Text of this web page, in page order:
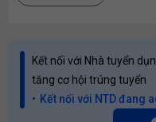
Kết nối với Nhà tuyển
tăng cơ hội trúng tuyển
Kết nối với NTD đang